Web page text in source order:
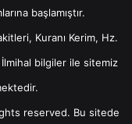
başlamıştır.
Kuranı Kerim, Hz.
bilgiler ile sitemiz
reserved. Bu sitede